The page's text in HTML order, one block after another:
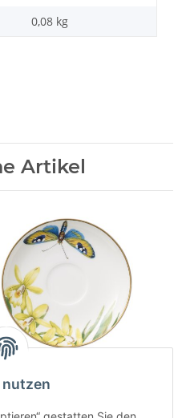
0,08 kg
Artikel
30,00 CHF
nutzen